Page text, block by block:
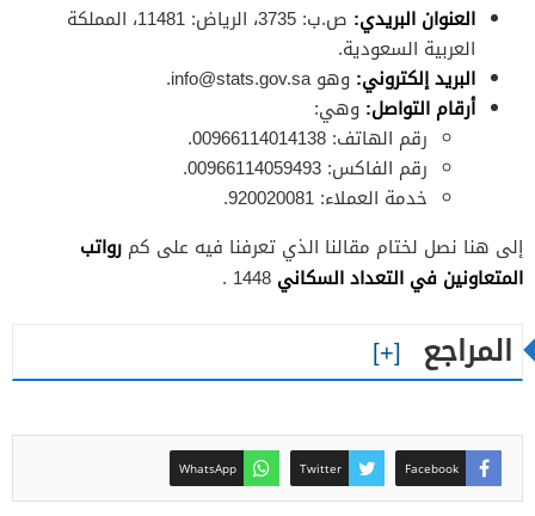
العنوان البريدي:
ص.ب: 3735، الرياض: 11481، المملكة
العربية السعودية.
البريد إلكتروني: وهوinfo@stats.gov.sa
.
أرقام التواصل: وهي:
رقم الهاتف: 00966114014138.
رقم الفاكس: 00966114059493.
خدمة العملاء: 920020081.
إلى هنا نصل لختام مقالنا الذي تعرفنا فيه على كم رواتب
المتعاونين في التعداد السكاني
المراجع
Facebook
Twitter
WhatsApp